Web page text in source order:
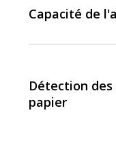
Capacité de
Détection
papier